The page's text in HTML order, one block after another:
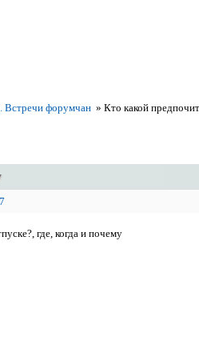
Встречи форумчан »Кто какой
где, когда и почему